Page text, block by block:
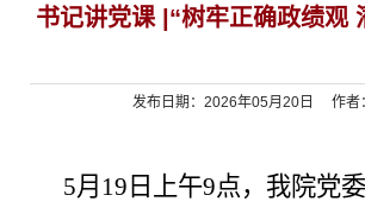
书记讲党课 |“树牢正确政绩观
发布日期：2026年05月20日 作者
5月19日上午9点，我院党